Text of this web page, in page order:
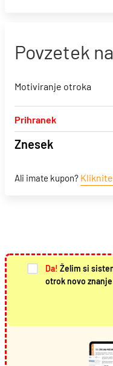
Povzetek
Motiviranje otroka
Prihranek
Znesek
Ali imate kupon?
Da! Želim si
otrok novo
Izvirna
Trenutna